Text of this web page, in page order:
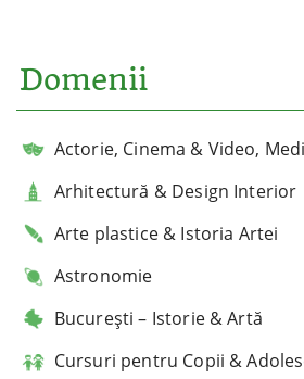
Domenii
Actorie, Cinema & Video,
Arhitectură & Design Interior
Arte plastice & Istoria Artei
Astronomie
București – Istorie & Artă
Cursuri pentru Copii &